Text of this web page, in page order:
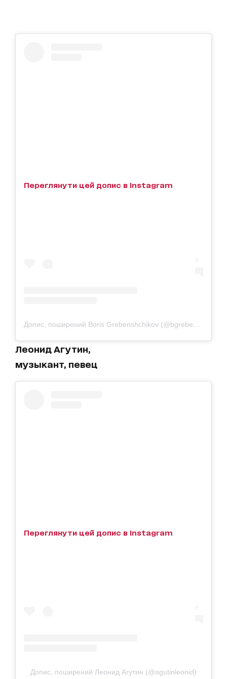
Переглянути цей допис в Instagram
Леонид Агутин,
музыкант, певец
Переглянути цей допис в Instagram
Допис, поширений Леонид Агутин (@agutinleonid)